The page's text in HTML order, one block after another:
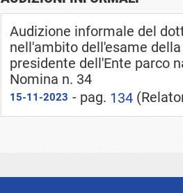
Audizione informale del
nell'ambito dell'esame
presidente dell'Ente parco
Nomina n. 34
15-11-2023 - pag. 134